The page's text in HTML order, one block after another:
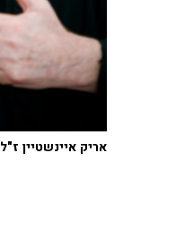
אריק איינשטיין ז"ל